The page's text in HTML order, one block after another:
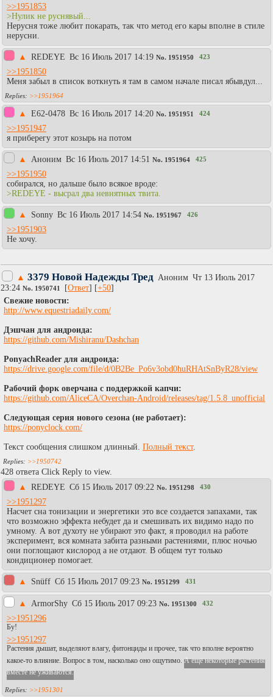
>>1951853
>Нулик не руснявый...
Нерусня тоже любит покарать, так что метод его кары вполне в стиле
нерусни.
▲ REDEYE Вc 16 Июль 2017 14:19 No. 1951950 423
>>1951850
Меня забыл в список воткнуть я там в самом начале писал ябывдул...
>>1951964
▲ E62-0478 Вc 16 Июль 2017 14:20 No. 1951951 424
>>1951947
я приберегу этот козырь на потом
▲ Аноним Вc 16 Июль 2017 14:51 No. 1951964 425
>>1951950
собирался, но дальше было всякое вроде:
>REDEYE - высрал два невнятных твита.
▲ Sonny Вc 16 Июль 2017 14:54 No. 1951967 426
>>1951903
Не хочу.
▲ 3379 Новой Надежды Тред Аноним Чт 13 Июль 2017
23:24 No. 1950741 [Ответ] [+50]
Cвежие новости:
http://www.equestriadaily.com/
Дэшчан для андроида:
https://github.com/Mishiranu/Dashchan
PonyachReader для андроида:
https://drive.google.com/file/d/0B2Be_Po6v3obd0huRHAtSnByR28/view
Рабочий форк оверчана с поддержкой капчи:
https://github.com/AliceCA/Overchan-Android/releases/tag/1.5.8_unofficial
Следующая серия нового сезона (не работает):
https://ponyclock.com/
Текст сообщения слишком длинный. Полный текст.
>>1950742
428 ответа Click Reply to view.
▲
REDEYE Сб 15 Июль 2017 09:22 No. 1951298 430
>>1951297
Насчет сна тонизации и энергетики это все создается запахами, так
что возможно эффекта небудет да и смешивать их видимо надо по
умному. А вот духоту не убирают это факт, я проводил на работе
эксперимент, вся комната забита разными растениями, плюс ночью
они поглощают кислород а не отдают. В общем тут только
кондиционер помогает.
▲ Snüff Сб 15 Июль 2017 09:23 No. 1951299 431
▲ АrmоrShy Сб 15 Июль 2017 09:23 No. 1951300 432
>>1951296
Бу!
>>1951297
Растения дышат, выделяют влагу, фитонциды и прочее, так что вполне вероятно
какое-то влияние. Вопрос в том, насколько оно ощутимо. А ещё некоторые растения
вместе не уживаются.
>>1951301